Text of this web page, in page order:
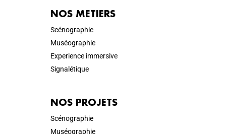
NOS METIERS
Scénographie
Muséographie
Experience immersive
Signalétique
NOS PROJETS
Scénographie
Muséographie